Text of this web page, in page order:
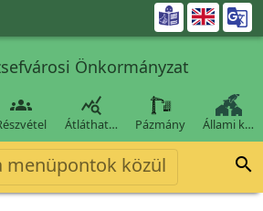

Önkormányzat
 
Átláthat… Pázmány Állami k…
menüpontok közül 